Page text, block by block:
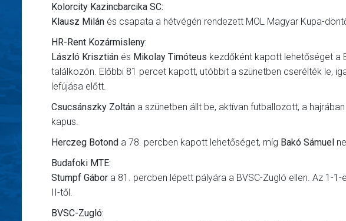
Kolorcity Kazincbarcika SC:
Klausz Milán és csapata a hétvégén rendezett MOL Magyar Kupa-
HR-Rent Kozármisleny:
László Krisztián és Mikolay Timóteus kezdőként kapott lehetőséget a
találkozón. Előbbi 81 percet kapott, utóbbit a szünetben cserélték le,
lefújása előtt.
Csucsánszky Zoltán a szünetben állt be, aktívan futballozott, a
kapus.
Herczeg Botond a 78. percben kapott lehetőséget, míg Bakó Sámuel
Budafoki MTE:
Stumpf Gábor a 81. percben lépett pályára a BVSC-Zugló ellen. Az 1-
II-től.
BVSC-Zugló: